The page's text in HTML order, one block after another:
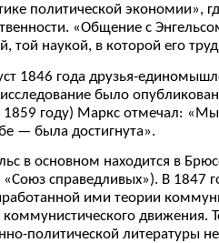
политической экономии»,
«Общение с
той наукой, в которой его
1846 года друзья-
было
1859 году) Маркс отмечал:
— была достигнута».
в основном находится в
справедливых»). В 1847
ими теории
движения.
политической литературы